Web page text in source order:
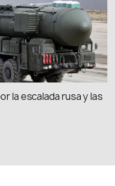
la escalada rusa y las